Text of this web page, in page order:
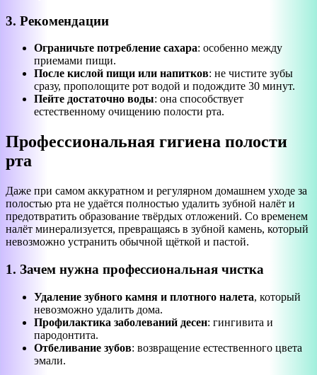
3. Рекомендации
Ограничьте потребление сахара: особенно между
приемами пищи.
После кислой пищи или напитков: не чистите зубы
сразу, прополощите рот водой и подождите 30 минут.
Пейте достаточно воды: она способствует
естественному очищению полости рта.
Профессиональная гигиена полости
рта
Даже при самом аккуратном и регулярном домашнем уходе за
полостью рта не удаётся полностью удалить зубной налёт и
предотвратить образование твёрдых отложений. Со временем
налёт минерализуется, превращаясь в зубной камень, который
невозможно устранить обычной щёткой и пастой.
1. Зачем нужна профессиональная чистка
Удаление зубного камня и плотного налета, который
невозможно удалить дома.
Профилактика заболеваний десен: гингивита и
пародонтита.
Отбеливание зубов: возвращение естественного цвета
эмали.